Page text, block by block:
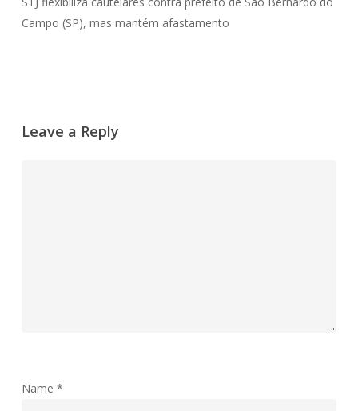
Campo (SP), mas mantém afastamento
Leave a Reply
Name *